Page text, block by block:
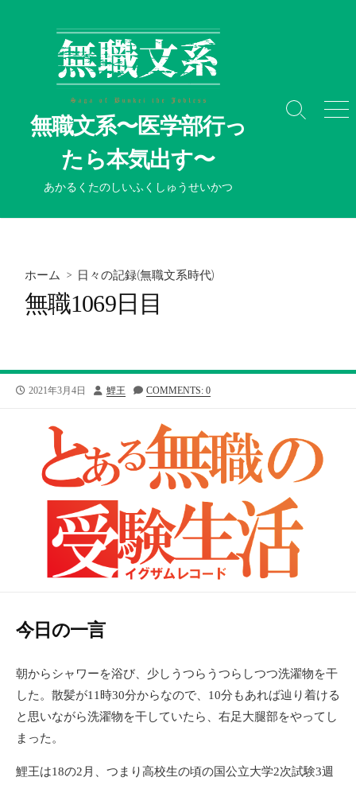
無職文系〜医学部行っ
たら本気出す〜
あかるくたのしいふくしゅうせいかつ
検
メ
ホーム > 日々の記録(無職文系時代)
無職1069日目
公
2021年3月4日
投
鯉王 COMMENTS: 0
今日の一言
朝からシャワーを浴び、少しうつらうつらしつつ洗濯物を干
した。散髪が11時30分からなので、10分もあれば辿り着ける
と思いながら洗濯物を干していたら、右足大腿部をやってし
まった。
鯉王は18の2月、つまり高校生の頃の国公立大学2次試験3週